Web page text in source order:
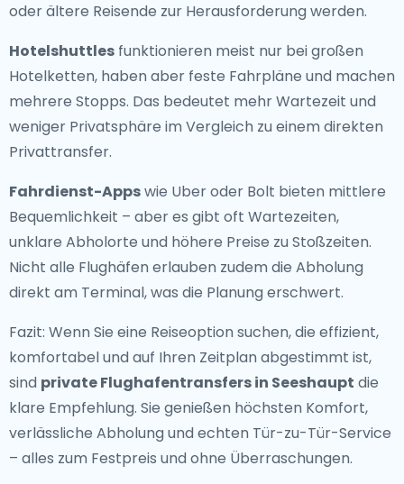
oder ältere Reisende zur Herausforderung werden.
Hotelshuttles funktionieren meist nur bei großen
Hotelketten, haben aber feste Fahrpläne und machen
mehrere Stopps. Das bedeutet mehr Wartezeit und
weniger Privatsphäre im Vergleich zu einem direkten
Privattransfer.
Fahrdienst-Appswie Uber oder Bolt bieten mittlere
Bequemlichkeit – aber es gibt oft Wartezeiten,
unklare Abholorte und höhere Preise zu Stoßzeiten.
Nicht alle Flughäfen erlauben zudem die Abholung
direkt am Terminal, was die Planung erschwert.
Fazit: Wenn Sie eine Reiseoption suchen, die effizient,
komfortabel und auf Ihren Zeitplan abgestimmt ist,
sind private Flughafentransfers in Seeshaupt die
klare Empfehlung. Sie genießen höchsten Komfort,
verlässliche Abholung und echten Tür-zu-Tür-Service
– alles zum Festpreis und ohne Überraschungen.